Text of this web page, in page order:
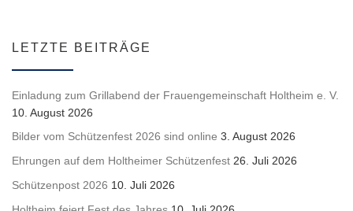
LETZTE BEITRÄGE
Einladung zum Grillabend der Frauengemeinschaft Holtheim e. V.
10. August 2026
Bilder vom Schützenfest 2026 sind online 3. August 2026
Ehrungen auf dem Holtheimer Schützenfest 26. Juli 2026
Schützenpost 2026 10. Juli 2026